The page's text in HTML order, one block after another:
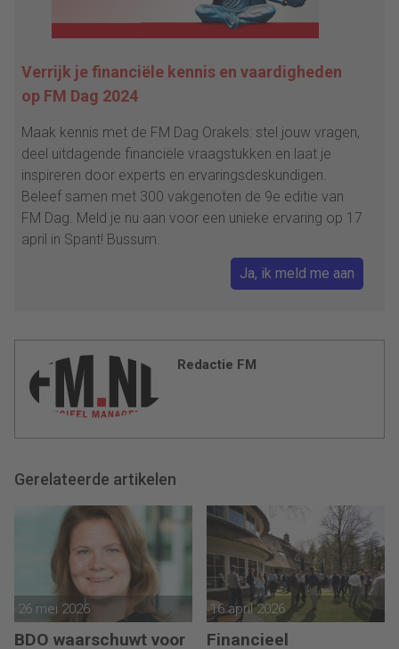
Verrijk je financiële kennis en vaardigheden
op FM Dag 2024
Maak kennis met de FM Dag Orakels: stel jouw vragen,
deel uitdagende financiële vraagstukken en laat je
inspireren door experts en ervaringsdeskundigen.
Beleef samen met 300 vakgenoten de 9e editie van
FM Dag. Meld je nu aan voor een unieke ervaring op 17
april in Spant! Bussum.
Ja, ik meld me aan
Redactie FM
Gerelateerde artikelen
26 mei 2026
BDO waarschuwt voor
16 april 2026
Financieel